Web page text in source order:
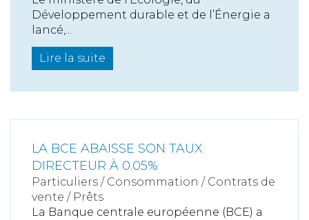
Développement durable et de l’Énergie a
lancé,...
Lire la suite
LA BCE ABAISSE SON TAUX
DIRECTEUR À 0.05%
Particuliers / Consommation / Contrats de
vente / Prêts
La Banque centrale européenne (BCE) a